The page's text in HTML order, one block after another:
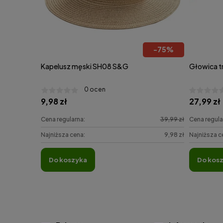
-75%
Kapelusz męski SH08 S&G
0 ocen
9,98 zł
Cena regularna: 39,99 zł
Najniższa cena: 9,98 zł
do koszyka
Głowica
27,99 zł
Cena
Najniższa
do